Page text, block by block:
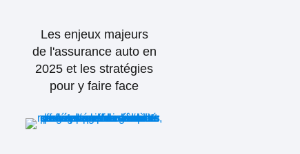
Les enjeux majeurs
de l'assurance auto en
2025 et les stratégies
pour y faire face